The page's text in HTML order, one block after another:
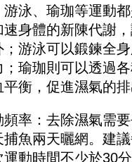
泳、瑜珈等運動
身體的新陳代謝
游泳可以鍛鍊全
瑜珈則可以透過
衡，促進濕氣的排
：去除濕氣需要
魚兩天曬網。建
動時間不少於30